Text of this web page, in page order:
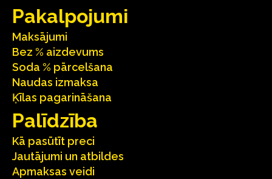
Pakalpojumi
Maksājumi
Bez % aizdevums
Soda % pārcelšana
Naudas izmaksa
Ķīlas pagarināšana
Palīdzība
Kā pasūtīt preci
Jautājumi un atbildes
Apmaksas veidi